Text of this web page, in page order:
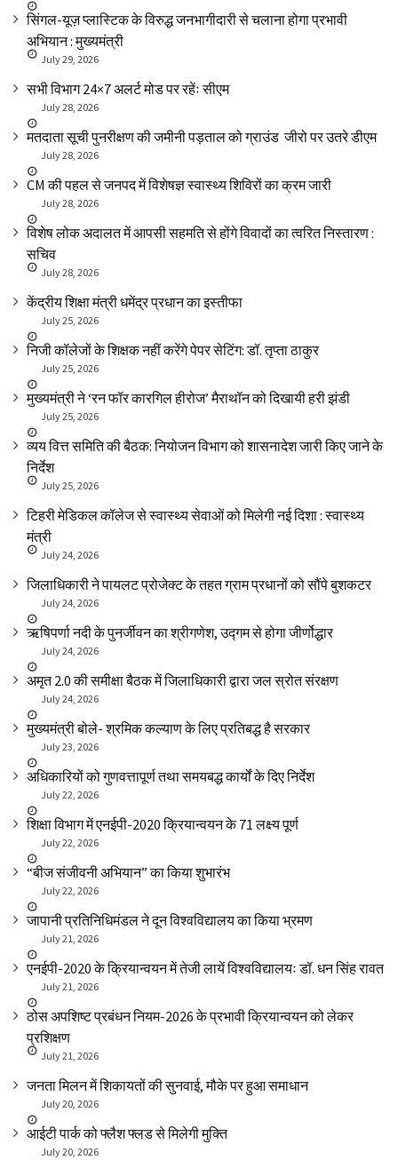
सिंगल-यूज़ प्लास्टिक के विरुद्ध जनभागीदारी से चलाना होगा प्रभावी
अभियान : मुख्यमंत्री
July 29, 2026
सभी विभाग 24×7 अलर्ट मोड पर रहेंः सीएम
July 28, 2026
मतदाता सूची पुनरीक्षण की जमीनी पड़ताल को ग्राउंड जीरो पर उतरे डीएम
July 28, 2026
CM की पहल से जनपद में विशेषज्ञ स्वास्थ्य शिविरों का क्रम जारी
July 28, 2026
विशेष लोक अदालत में आपसी सहमति से होंगे विवादों का त्वरित निस्तारण :
सचिव
July 28, 2026
केंद्रीय शिक्षा मंत्री धमेंद्र प्रधान का इस्तीफा
July 25, 2026
निजी कॉलेजों के शिक्षक नहीं करेंगे पेपर सेटिंग: डॉ. तृप्ता ठाकुर
July 25, 2026
मुख्यमंत्री ने ‘रन फॉर कारगिल हीरोज’ मैराथॉन को दिखायी हरी झंडी
July 25, 2026
व्यय वित्त समिति की बैठक: नियोजन विभाग को शासनादेश जारी किए जाने के
निर्देश
July 25, 2026
टिहरी मेडिकल कॉलेज से स्वास्थ्य सेवाओं को मिलेगी नई दिशा : स्वास्थ्य
मंत्री
July 24, 2026
जिलाधिकारी ने पायलट प्रोजेक्ट के तहत ग्राम प्रधानों को सौंपे बुशकटर
July 24, 2026
ऋषिपर्णा नदी के पुनर्जीवन का श्रीगणेश, उद्गम से होगा जीर्णोद्धार
July 24, 2026
अमृत 2.0 की समीक्षा बैठक में जिलाधिकारी द्वारा जल स्रोत संरक्षण
July 24, 2026
मुख्यमंत्री बोले- श्रमिक कल्याण के लिए प्रतिबद्ध है सरकार
July 23, 2026
अधिकारियों को गुणवत्तापूर्ण तथा समयबद्ध कार्यों के दिए निर्देश
July 22, 2026
शिक्षा विभाग में एनईपी-2020 क्रियान्वयन के 71 लक्ष्य पूर्ण
July 22, 2026
“बीज संजीवनी अभियान” का किया शुभारंभ
July 22, 2026
जापानी प्रतिनिधिमंडल ने दून विश्वविद्यालय का किया भ्रमण
July 21, 2026
एनईपी-2020 के क्रियान्वयन में तेजी लायें विश्वविद्यालयः डॉ. धन सिंह रावत
July 21, 2026
ठोस अपशिष्ट प्रबंधन नियम-2026 के प्रभावी क्रियान्वयन को लेकर
प्रशिक्षण
July 21, 2026
जनता मिलन में शिकायतों की सुनवाई, मौके पर हुआ समाधान
July 20, 2026
आईटी पार्क को फ्लैश फ्लड से मिलेगी मुक्ति
July 20, 2026